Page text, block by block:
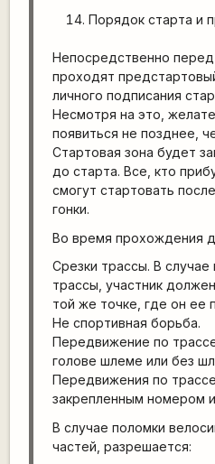
Порядок старта и
Непосредственно перед
проходят
личного подписания
Несмотря на это,
появиться не позднее,
Стартовая зона будет
до старта. Все, кто
смогут стартовать
гонки.
Во время прохождения
Срезки трассы. В
трассы, участник
той же точке, где он ее
Не спортивная борьба.
Передвижение по
голове шлеме или без
Передвижения по
закрепленным номером
В случае поломки
частей, разрешается: